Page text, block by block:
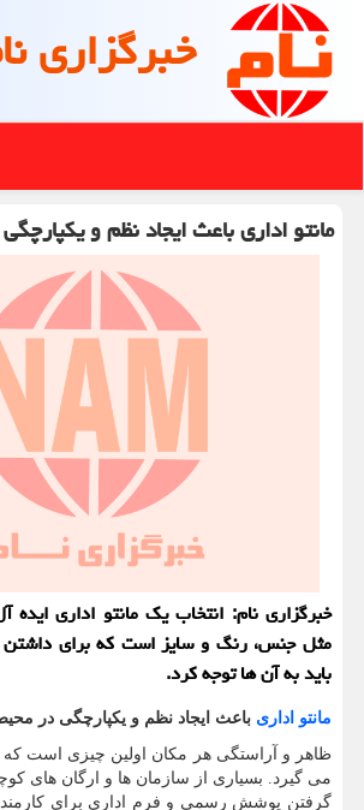
خبرگزاری
مانتو اداری باعث ایجاد نظم و
خبرگزاری نام: انتخاب یك مانتو اداری ایده
مثل جنس، رنگ و سایز است كه برای
باید به آن ها توجه كرد.
مانتو اداری باعث ایجاد نظم و یکپارچگی در
ظاهر و آراستگی هر مکان اولین چیزی است که
می گیرد. بسیاری از سازمان ها و ارگان های
گرفتن پوشش رسمی و فرم اداری برای